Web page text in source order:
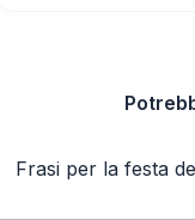
Frasi per la festa